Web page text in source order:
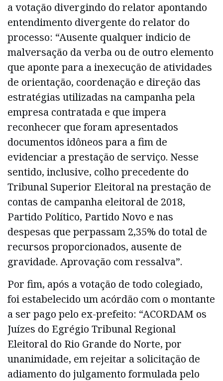
a votação divergindo do relator apontando
entendimento divergente do relator do
processo: “Ausente qualquer indicio de
malversação da verba ou de outro elemento
que aponte para a inexecução de atividades
de orientação, coordenação e direção das
estratégias utilizadas na campanha pela
empresa contratada e que impera
reconhecer que foram apresentados
documentos idôneos para a fim de
evidenciar a prestação de serviço. Nesse
sentido, inclusive, colho precedente do
Tribunal Superior Eleitoral na prestação de
contas de campanha eleitoral de 2018,
Partido Político, Partido Novo e nas
despesas que perpassam 2,35% do total de
recursos proporcionados, ausente de
gravidade. Aprovação com ressalva”.
Por fim, após a votação de todo colegiado,
foi estabelecido um acórdão com o montante
a ser pago pelo ex-prefeito: “ACORDAM os
Juízes do Egrégio Tribunal Regional
Eleitoral do Rio Grande do Norte, por
unanimidade, em rejeitar a solicitação de
adiamento do julgamento formulada pelo